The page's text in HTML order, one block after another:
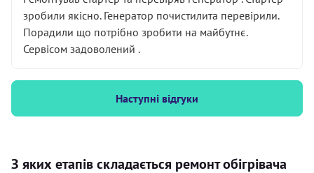
зробили якісно. Генератор почистилита перевірили.
Порадили що потрібно зробити на майбутнє.
Сервісом задоволений .
Наступні відгуки
З яких етапів складається ремонт обігрівача